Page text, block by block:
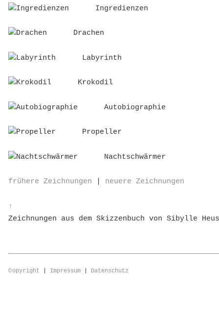
Ingredienzen
Drachen
Labyrinth
Krokodil
Autobiographie
Propeller
Nachtschwärmer
frühere Zeichnungen neuere Zeichnungen
↑
Zeichnungen aus dem Skizzenbuch von Sibylle
©opyright Impressum| Datenschutz